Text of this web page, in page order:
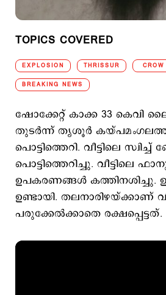
TOPICS COVERED
EXPLOSION THRISSUR CROW
BREAKING NEWS
ഷോക്കേറ്റ് കാക്ക 33 കെവി
തുടര്‍ന്ന് തൃശൂർ കയ്പമംഗലത്ത്
പൊട്ടിത്തെറി. വീട്ടിലെ
പൊട്ടിത്തെറിച്ചു. വീട്ടിലെ
ഉപകരണങ്ങള്‍ കത്തിനശിച്ചു.
ഉണ്ടായി. തലനാരിഴയ്ക്കാണ്
പരുക്കേല്‍ക്കാതെ രക്ഷപ്പെട്ടത്.